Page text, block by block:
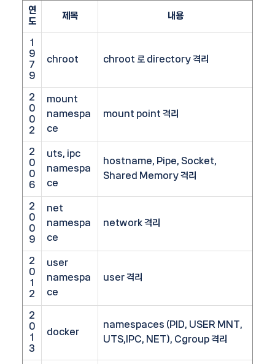
연
도
제목 내용
1
9
7
9
chroot chroot 로 directory 격리
2
0
0
2
mount
namespa
ce
mount point 격리
2
0
0
6
uts, ipc
namespa
ce
hostname, Pipe, Socket,
Shared Memory 격리
2
0
0
9
net
namespa
ce
network 격리
2
0
1
2
user
namespa
ce
user 격리
2
0
1
3
docker
namespaces (PID, USER MNT,
UTS,IPC, NET), Cgroup 격리